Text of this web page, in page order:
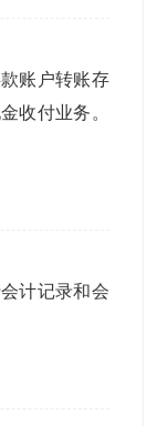
账户转账存
收付业务。
计记录和会